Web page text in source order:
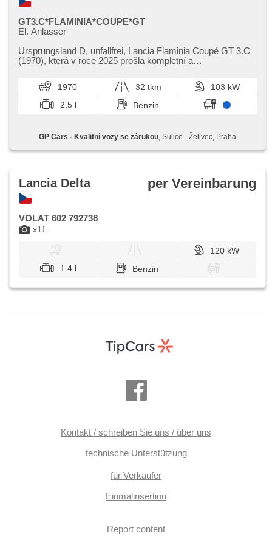
GT3.C*FLAMINIA*COUPE*GT
El. Anlasser
Ursprungsland D,​ unfallfrei,​ Lancia Flaminia Coupé GT 3.C
(1970),​ která v roce 2025 prošla kompletní a
1970 32 tkm
103 kW
2.5 l
Benzin
GP Cars - Kvalitní vozy se zárukou , Sulice - Želivec, Praha
x11
Lancia Delta per Vereinbarung
VOLAT 602 792738
120 kW
1.4 l
Benzin
Kontakt / schreiben Sie uns / über uns
technische Unterstützung
für Verkäufer
Einmalinsertion
Report content